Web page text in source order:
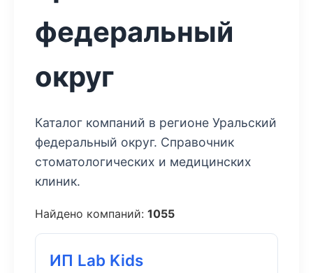
федеральный
округ
Каталог компаний в регионе Уральский
федеральный округ. Справочник
стоматологических и медицинских
клиник.
Найдено компаний: 1055
ИП Lab Kids